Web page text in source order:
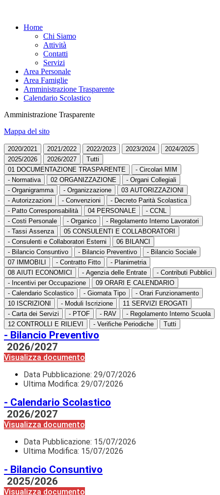
Home
Chi Siamo
Attività
Contatti
Servizi
Area Personale
Area Famiglie
Amministrazione Trasparente
Calendario Scolastico
Amministrazione Trasparente
Mappa del sito
2020/2021 2021/2022 2022/2023 2023/2024
2024/2025
2025/2026
2026/2027
Tutti
01 DOCUMENTAZIONE TRASPARENTE
- Circolari MIM
- Normativa
02 ORGANIZZAZIONE
- Organi Collegiali
- Organigramma
- Organizzazione
03 AUTORIZZAZIONI
- Autorizzazioni
- Convenzioni
- Decreto Parità Scolastica
- Patto Corresponsabilità
04 PERSONALE
- CCNL
- Costi Personale
- Organico
- Regolamento Interno Lavoratori
- Tassi Assenza
05 CONSULENTI E COLLABORATORI
- Consulenti e Collaboratori Esterni
06 BILANCI
- Bilancio Consuntivo
- Bilancio Preventivo
- Bilancio Sociale
07 IMMOBILI
- Contratto Fitto
- Planimetria
08 AIUTI ECONOMICI
- Agenzia delle Entrate
- Contributi Pubblici
- Incentivi per Occupazione
09 ORARI E CALENDARIO
- Calendario Scolastico
- Giornata Tipo
- Orari Funzionamento
10 ISCRIZIONI
- Moduli Iscrizione
11 SERVIZI EROGATI
- Carta dei Servizi
- PTOF - RAV
- Regolamento Interno Scuola
12 CONTROLLI E RILIEVI
- Verifiche Periodiche Tutti
- Bilancio Preventivo
2026/2027
Visualizza documento
Data Pubblicazione: 29/07/2026
Ultima Modifica: 29/07/2026
- Calendario Scolastico
2026/2027
Visualizza documento
Data Pubblicazione: 15/07/2026
Ultima Modifica: 15/07/2026
- Bilancio Consuntivo
2025/2026
Visualizza documento